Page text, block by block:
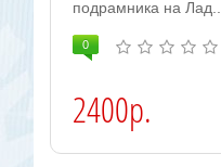
подрамника на Лад..
0
2400р.